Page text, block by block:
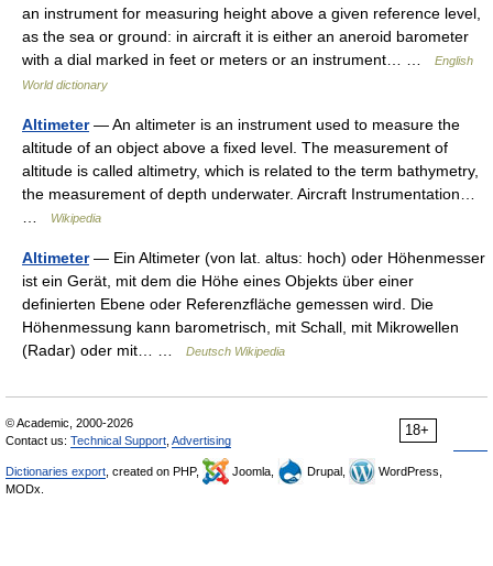
an instrument for measuring height above a given reference level,
as the sea or ground: in aircraft it is either an aneroid barometer
with a dial marked in feet or meters or an instrument… …
English
World dictionary
Altimeter— An altimeter is an instrument used to measure the
altitude of an object above a fixed level. The measurement of
altitude is called altimetry, which is related to the term bathymetry,
the measurement of depth underwater. Aircraft Instrumentation…
Wikipedia
Altimeter— Ein Altimeter (von lat. altus: hoch) oder Höhenmesser
ist ein Gerät, mit dem die Höhe eines Objekts über einer
definierten Ebene oder Referenzfläche gemessen wird. Die
Höhenmessung kann barometrisch, mit Schall, mit Mikrowellen
(Radar) oder mit… …
Deutsch Wikipedia
18+
© Academic, 2000-2026
Contact us: Technical Support Advertising
Dictionaries export , created on PHP, Joomla, Drupal,
WordPress,
MODx.